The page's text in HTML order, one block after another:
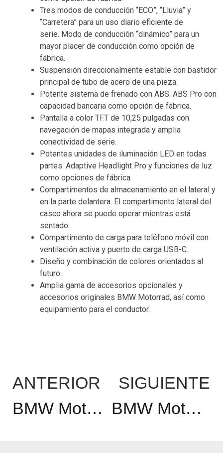
Tres modos de conducción “ECO”, “Lluvia” y
“Carretera” para un uso diario eficiente de
serie. Modo de conducción “dinámico” para un
mayor placer de conducción como opción de
fábrica.
Suspensión direccionalmente estable con bastidor
principal de tubo de acero de una pieza.
Potente sistema de frenado con ABS. ABS Pro con
capacidad bancaria como opción de fábrica.
Pantalla a color TFT de 10,25 pulgadas con
navegación de mapas integrada y amplia
conectividad de serie.
Potentes unidades de iluminación LED en todas
partes. Adaptive Headlight Pro y funciones de luz
como opciones de fábrica.
Compartimentos de almacenamiento en el lateral y
en la parte delantera. El compartimento lateral del
casco ahora se puede operar mientras está
sentado.
Compartimento de carga para teléfono móvil con
ventilación activa y puerto de carga USB-C.
Diseño y combinación de colores orientados al
futuro.
Amplia gama de accesorios opcionales y
accesorios originales BMW Motorrad, así como
equipamiento para el conductor.
ANTERIOR
BMW Motorrad y Marshall anuncian una asociación estratégica
SIGUIENTE
BMW Motorrad Vision AMBY